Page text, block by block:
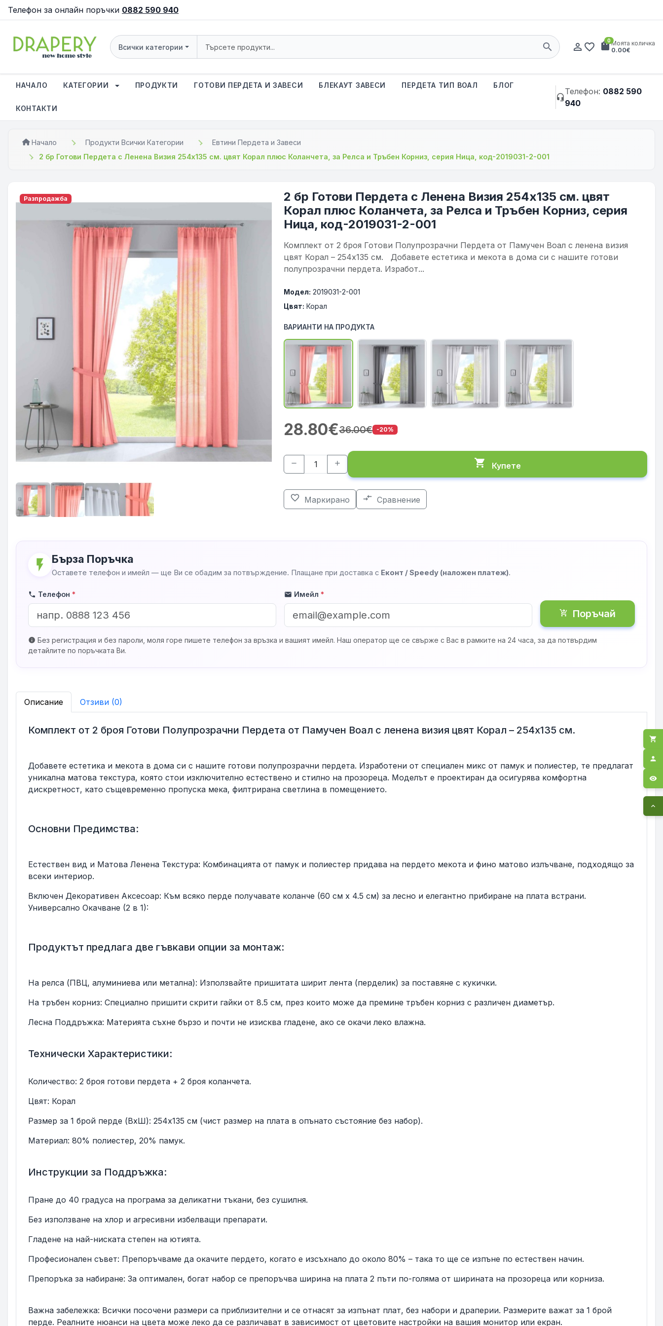
Телефон за онлайн поръчки 0882 590 940
Всички категории search person_outline favorite_border shopping_bag
0Моята количка
0.00€
НАЧАЛО КАТЕГОРИИ ПРОДУКТИ ГОТОВИ ПЕРДЕТА И ЗАВЕСИ БЛЕКАУТ ЗАВЕСИ ПЕРДЕТА ТИП ВОАЛ БЛОГ
КОНТАКТИ
headset_mic
Телефон: 0882 590
940
Начало Продукти Всички Категории
Евтини Пердета и Завеси
2 бр Готови Пердета с Ленена Визия 254x135 см. цвят Корал плюс Коланчета, за Релса и Тръбен Корниз, серия Ница, код-2019031-2-001
Разпродажба
2 бр Готови Пердета с Ленена Визия 254x135 см. цвят
Корал плюс Коланчета, за Релса и Тръбен Корниз, серия
Ница, код-2019031-2-001
Комплект от 2 броя Готови Полупрозрачни Пердета от Памучен Воал с ленена визия
цвят Корал – 254x135 см. Добавете естетика и мекота в дома си с нашите готови
полупрозрачни пердета. Изработ...
Модел: 2019031-2-001
Цвят: Корал
ВАРИАНТИ НА ПРОДУКТА
28.80€36.00€ -20%
remove add shopping_cart Купете
favorite_border Маркирано compare_arrows Сравнение
flash_on Бърза Поръчка
Оставете телефон и имейл — ще Ви се обадим за потвърждение. Плащане при доставка с Еконт / Speedy (наложен платеж).
phone Телефон * mail Имейл*
shopping_cart_checkout Поръчай
info Без регистрация и без пароли, моля горе пишете телефон за връзка и вашият имейл. Наш оператор ще се свърже с Вас в рамките на 24 часа, за да потвърдим
детайлите по поръчката Ви.
Описание Отзиви (0)
Комплект от 2 броя Готови Полупрозрачни Пердета от Памучен Воал с ленена визия цвят Корал – 254x135 см.
Добавете естетика и мекота в дома си с нашите готови полупрозрачни пердета. Изработени от специален микс от памук и полиестер, те предлагат
уникална матова текстура, която стои изключително естествено и стилно на прозореца. Моделът е проектиран да осигурява комфортна
дискретност, като същевременно пропуска мека, филтрирана светлина в помещението.
Основни Предимства:
Естествен вид и Матова Ленена Текстура: Комбинацията от памук и полиестер придава на пердето мекота и фино матово излъчване, подходящо за
всеки интериор.
Включен Декоративен Аксесоар: Към всяко перде получавате коланче (60 см х 4.5 см) за лесно и елегантно прибиране на плата встрани.
Универсално Окачване (2 в 1):
Продуктът предлага две гъвкави опции за монтаж:
На релса (ПВЦ, алуминиева или метална): Използвайте пришитата ширит лента (перделик) за поставяне с кукички.
На тръбен корниз: Специално пришити скрити гайки от 8.5 см, през които може да премине тръбен корниз с различен диаметър.
Лесна Поддръжка: Материята съхне бързо и почти не изисква гладене, ако се окачи леко влажна.
Технически Характеристики:
Количество: 2 броя готови пердета + 2 броя коланчета.
Цвят: Корал
Размер за 1 брой перде (ВxШ): 254x135 см (чист размер на плата в опънато състояние без набор).
Материал: 80% полиестер, 20% памук.
Инструкции за Поддръжка:
Пране до 40 градуса на програма за деликатни тъкани, без сушилня.
Без използване на хлор и агресивни избелващи препарати.
Гладене на най-ниската степен на ютията.
Професионален съвет: Препоръчваме да окачите пердето, когато е изсъхнало до около 80% – така то ще се изпъне по естествен начин.
Препоръка за набиране: За оптимален, богат набор се препоръчва ширина на плата 2 пъти по-голяма от ширината на прозореца или корниза.
Важна забележка: Всички посочени размери са приблизителни и се отнасят за изпънат плат, без набори и драперии. Размерите важат за 1 брой
перде. Реалните нюанси на цвета може леко да се различават в зависимост от цветовите настройки на вашия монитор или екран.
shopping_cart
person
visibility
expand_less